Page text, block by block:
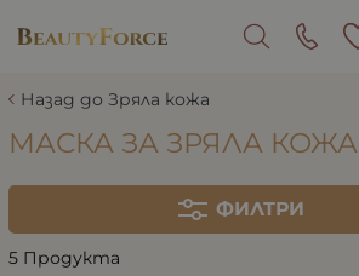
Назад до Зряла кожа
МАСКА ЗА ЗРЯЛА КОЖА
ФИЛТРИ
5 Продукта